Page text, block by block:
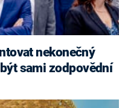
sami zodpovědní